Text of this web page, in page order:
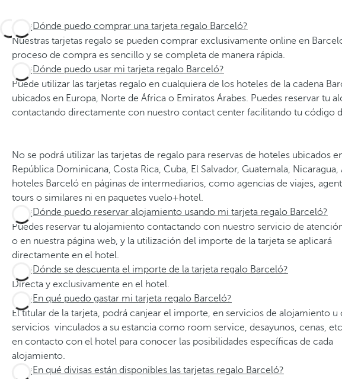
¿Dónde puedo comprar una tarjeta regalo Barceló?
Nuestras tarjetas regalo se pueden comprar exclusivamente online en
proceso de compra es sencillo y se completa de manera rápida.
¿Dónde puedo usar mi tarjeta regalo Barceló?
Puede utilizar las tarjetas regalo en cualquiera de los hoteles de la cadena
ubicados en Europa, Norte de África o Emiratos Árabes. Puedes reservar tu
contactando directamente con nuestro contact center facilitando tu código
No se podrá utilizar las tarjetas de regalo para reservas de hoteles ubicados
República Dominicana, Costa Rica, Cuba, El Salvador, Guatemala, Nicaragua,
hoteles Barceló en páginas de intermediarios, como agencias de viajes,
tours o similares ni en paquetes vuelo+hotel.
¿Dónde puedo reservar alojamiento usando mi tarjeta regalo Barceló?
Puedes reservar tu alojamiento contactando con nuestro servicio de
o en nuestra página web, y la utilización del importe de la tarjeta se aplicará
directamente en el hotel.
¿Dónde se descuenta el importe de la tarjeta regalo Barceló?
Directa y exclusivamente en el hotel.
¿En qué puedo gastar mi tarjeta regalo Barceló?
El titular de la tarjeta, podrá canjear el importe, en servicios de alojamiento u
servicios vinculados a su estancia como room service, desayunos, cenas,
en contacto con el hotel para conocer las posibilidades específicas de cada
alojamiento.
¿En qué divisas están disponibles las tarjetas regalo Barceló?